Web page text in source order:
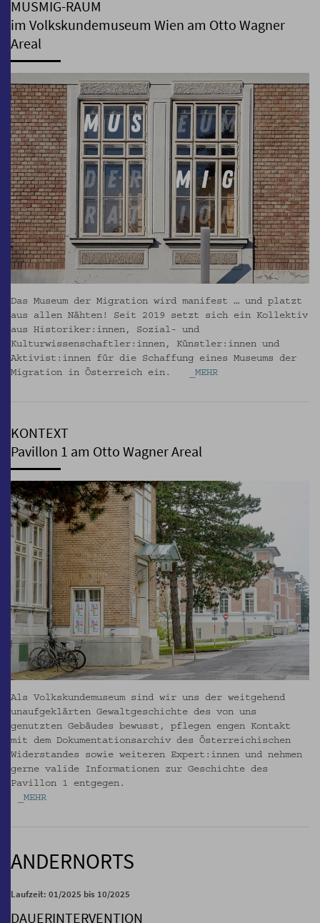
MUSMIG-RAUM
im Volkskundemuseum Wien am Otto Wagner
Areal
Das Museum der Migration wird manifest … und platzt
aus allen Nähten! Seit 2019 setzt sich ein Kollektiv
aus Historiker:innen, Sozial- und
Kulturwissenschaftler:innen, Künstler:innen und
Aktivist:innen für die Schaffung eines Museums der
Migration in Österreich ein.
_MEHR
KONTEXT
Pavillon 1 am Otto Wagner Areal
Als Volkskundemuseum sind wir uns der weitgehend
unaufgeklärten Gewaltgeschichte des von uns
genutzten Gebäudes bewusst, pflegen engen Kontakt
mit dem Dokumentationsarchiv des Österreichischen
Widerstandes sowie weiteren Expert:innen und nehmen
gerne valide Informationen zur Geschichte des
Pavillon 1 entgegen.
_MEHR
ANDERNORTS
Laufzeit: 01/2025 bis 10/2025
DAUERINTERVENTION